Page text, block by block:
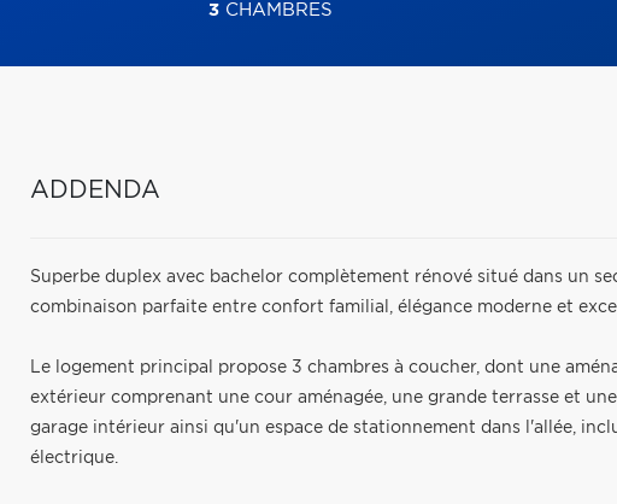
3CHAMBRES
ADDENDA
Superbe duplex avec bachelor complètement rénové situé dans un
combinaison parfaite entre confort familial, élégance moderne et
Le logement principal propose 3 chambres à coucher, dont une
extérieur comprenant une cour aménagée, une grande terrasse et
garage intérieur ainsi qu'un espace de stationnement dans l'allée,
électrique.